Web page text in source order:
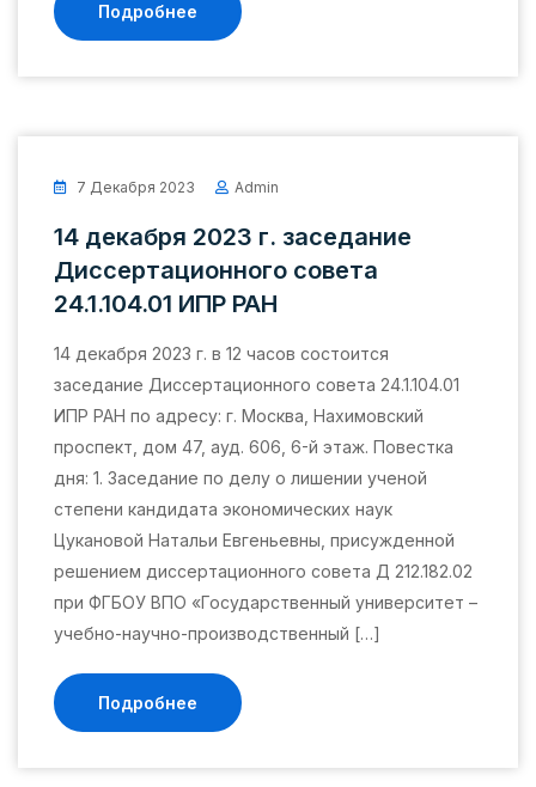
Подробнее
7 Декабря 2023 Admin
14 декабря 2023 г. заседание
Диссертационного совета
24.1.104.01 ИПР РАН
14 декабря 2023 г. в 12 часов состоится
заседание Диссертационного совета 24.1.104.01
ИПР РАН по адресу: г. Москва, Нахимовский
проспект, дом 47, ауд. 606, 6-й этаж. Повестка
дня: 1. Заседание по делу о лишении ученой
степени кандидата экономических наук
Цукановой Натальи Евгеньевны, присужденной
решением диссертационного совета Д 212.182.02
при ФГБОУ ВПО «Государственный университет –
учебно-научно-производственный […]
Подробнее